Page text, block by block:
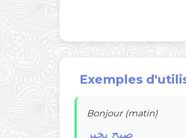
Exemples
Bonjour (matin)
صبح بخیر